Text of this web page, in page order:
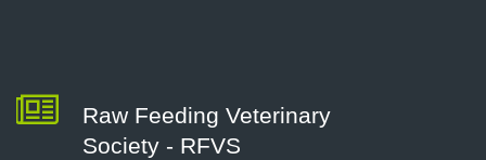
Raw Feeding Veterinary
Society - RFVS